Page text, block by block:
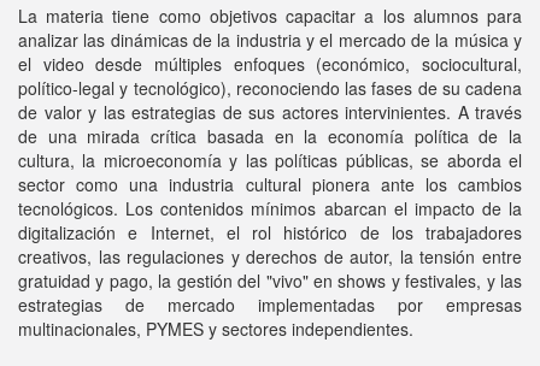
La materia tiene como objetivos capacitar a los alumnos para
analizar las dinámicas de la industria y el mercado de la música y
el video desde múltiples enfoques (económico, sociocultural,
político-legal y tecnológico), reconociendo las fases de su cadena
de valor y las estrategias de sus actores intervinientes. A través
de una mirada crítica basada en la economía política de la
cultura, la microeconomía y las políticas públicas, se aborda el
sector como una industria cultural pionera ante los cambios
tecnológicos. Los contenidos mínimos abarcan el impacto de la
digitalización e Internet, el rol histórico de los trabajadores
creativos, las regulaciones y derechos de autor, la tensión entre
gratuidad y pago, la gestión del "vivo" en shows y festivales, y las
estrategias de mercado implementadas por empresas
multinacionales, PYMES y sectores independientes.